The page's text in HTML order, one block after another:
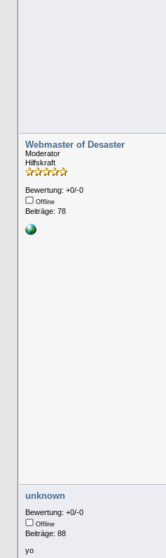
Webmaster of Desaster
Moderator
Hilfskraft
Bewertung: +0/-0
Offline
Beiträge: 78
unknown
Bewertung: +0/-0
Offline
Beiträge: 88
yo